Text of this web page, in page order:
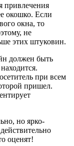
привлечения
окошко. Если
окна, то
не
этих штуковин.
должен быть
при всем
пришел.
но ярко-
оценят!